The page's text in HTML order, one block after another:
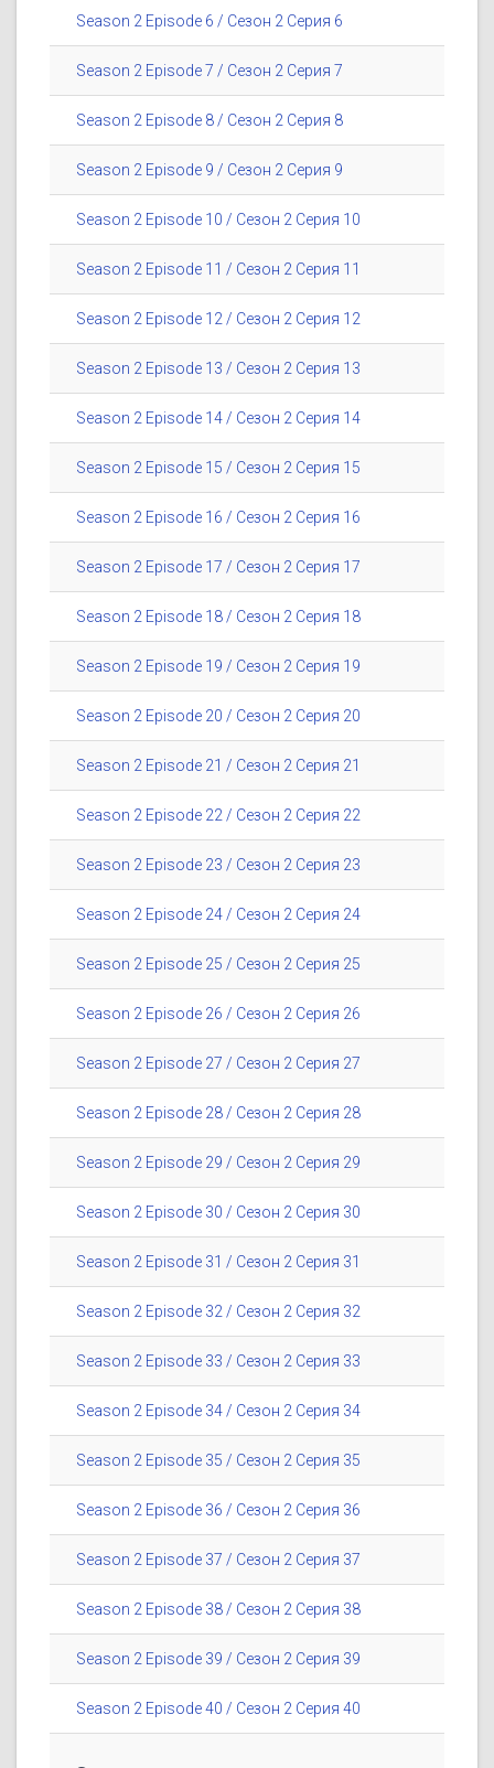
Season 2 Episode 6 / Сезон 2 Серия 6
Season 2 Episode 7 / Сезон 2 Серия 7
Season 2 Episode 8 / Сезон 2 Серия 8
Season 2 Episode 9 / Сезон 2 Серия 9
Season 2 Episode 10 / Сезон 2 Серия 10
Season 2 Episode 11 / Сезон 2 Серия 11
Season 2 Episode 12 / Сезон 2 Серия 12
Season 2 Episode 13 / Сезон 2 Серия 13
Season 2 Episode 14 / Сезон 2 Серия 14
Season 2 Episode 15 / Сезон 2 Серия 15
Season 2 Episode 16 / Сезон 2 Серия 16
Season 2 Episode 17 / Сезон 2 Серия 17
Season 2 Episode 18 / Сезон 2 Серия 18
Season 2 Episode 19 / Сезон 2 Серия 19
Season 2 Episode 20 / Сезон 2 Серия 20
Season 2 Episode 21 / Сезон 2 Серия 21
Season 2 Episode 22 / Сезон 2 Серия 22
Season 2 Episode 23 / Сезон 2 Серия 23
Season 2 Episode 24 / Сезон 2 Серия 24
Season 2 Episode 25 / Сезон 2 Серия 25
Season 2 Episode 26 / Сезон 2 Серия 26
Season 2 Episode 27 / Сезон 2 Серия 27
Season 2 Episode 28 / Сезон 2 Серия 28
Season 2 Episode 29 / Сезон 2 Серия 29
Season 2 Episode 30 / Сезон 2 Серия 30
Season 2 Episode 31 / Сезон 2 Серия 31
Season 2 Episode 32 / Сезон 2 Серия 32
Season 2 Episode 33 / Сезон 2 Серия 33
Season 2 Episode 34 / Сезон 2 Серия 34
Season 2 Episode 35 / Сезон 2 Серия 35
Season 2 Episode 36 / Сезон 2 Серия 36
Season 2 Episode 37 / Сезон 2 Серия 37
Season 2 Episode 38 / Сезон 2 Серия 38
Season 2 Episode 39 / Сезон 2 Серия 39
Season 2 Episode 40 / Сезон 2 Серия 40